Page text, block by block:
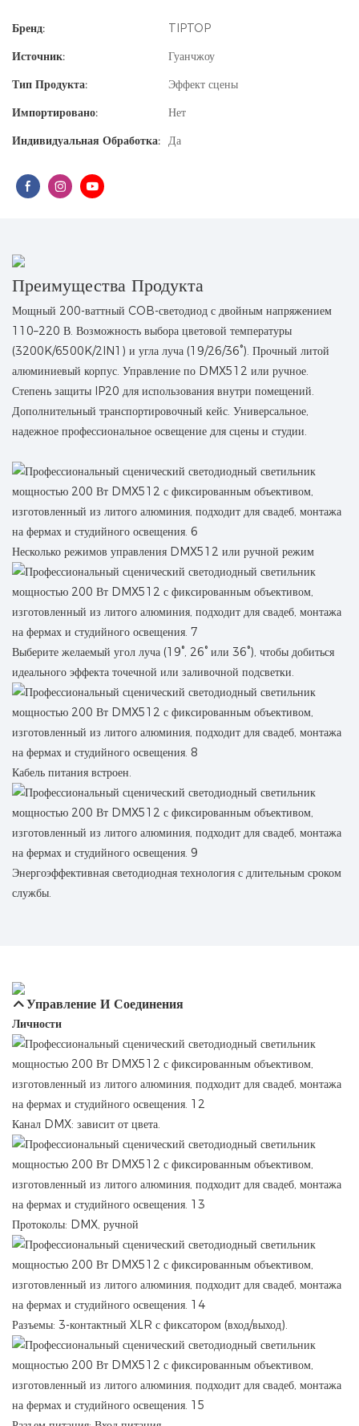
Бренд:
TIPTOP
Источник:
Гуанчжоу
Тип Продукта:
Эффект сцены
Импортировано:
Нет
Индивидуальная Обработка: Да
Преимущества Продукта
Мощный 200-ваттный COB-светодиод с двойным напряжением
110–220 В. Возможность выбора цветовой температуры
(3200K/6500K/2IN1) и угла луча (19/26/36°). Прочный литой
алюминиевый корпус. Управление по DMX512 или ручное.
Степень защиты IP20 для использования внутри помещений.
Дополнительный транспортировочный кейс. Универсальное,
надежное профессиональное освещение для сцены и студии.
Несколько режимов управления DMX512 или ручной режим
Выберите желаемый угол луча (19°, 26° или 36°), чтобы добиться
идеального эффекта точечной или заливочной подсветки.
Кабель питания встроен.
Энергоэффективная светодиодная технология с длительным сроком
службы.
Управление И Соединения
Личности
Канал DMX: зависит от цвета.
Протоколы: DMX, ручной
Разъемы: 3-контактный XLR с фиксатором (вход/выход).